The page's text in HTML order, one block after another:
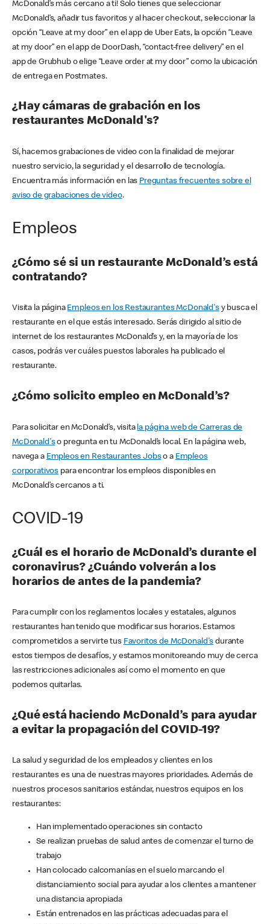
McDonald’s más cercano a ti! Solo tienes que seleccionar
McDonald’s, añadir tus favoritos y al hacer checkout, seleccionar la
opción “Leave at my door” en el app de Uber Eats, la opción “Leave
at my door” en el app de DoorDash, “contact-free delivery” en el
app de Grubhub o elige “Leave order at my door” como la ubicación
de entrega en Postmates.
¿Hay cámaras de grabación en los
restaurantes McDonald's?
Sí, hacemos grabaciones de video con la finalidad de mejorar
nuestro servicio, la seguridad y el desarrollo de tecnología.
Encuentra más información en las Preguntas frecuentes sobre el
aviso de grabaciones de video.
Empleos
¿Cómo sé si un restaurante McDonald’s está
contratando?
Visita la página Empleos en los Restaurantes McDonald'sy busca el
restaurante en el que estás interesado. Serás dirigido al sitio de
internet de los restaurantes McDonald’s y, en la mayoría de los
casos, podrás ver cuáles puestos laborales ha publicado el
restaurante.
¿Cómo solicito empleo en McDonald’s?
Para solicitar en McDonald’s, visita la página web de Carreras de
McDonald'so pregunta en tu McDonald’s local. En la página web,
navega a Empleos en Restaurantes Jobso a Empleos
corporativos para encontrar los empleos disponibles en
McDonald’s cercanos a ti.
COVID-19
¿Cuál es el horario de McDonald’s durante el
coronavirus? ¿Cuándo volverán a los
horarios de antes de la pandemia?
Para cumplir con los reglamentos locales y estatales, algunos
restaurantes han tenido que modificar sus horarios. Estamos
comprometidos a servirte tus Favoritos de McDonald's durante
estos tiempos de desafíos, y estamos monitoreando muy de cerca
las restricciones adicionales así como el momento en que
podemos quitarlas.
¿Qué está haciendo McDonald’s para ayudar
a evitar la propagación del COVID-19?
La salud y seguridad de los empleados y clientes en los
restaurantes es una de nuestras mayores prioridades. Además de
nuestros procesos sanitarios estándar, nuestros equipos en los
restaurantes:
Han implementado operaciones sin contacto
Se realizan pruebas de salud antes de comenzar el turno de
trabajo
Han colocado calcomanías en el suelo marcando el
distanciamiento social para ayudar a los clientes a mantener
una distancia apropiada
Están entrenados en las prácticas adecuadas para el